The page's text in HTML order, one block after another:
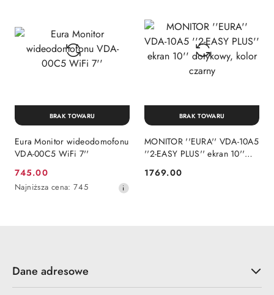
Eura Monitor wideodomofonu
VDA-00C5 WiFi 7''
Cena
promocyjna:
745.00
Najniższa
Najniższa cena: 745
BRAK TOWARU
MONITOR ''EURA'' VDA-10A5
''2-EASY PLUS'' ekran 10''
Cena:
1769.00
BRAK TOWARU
Dane adresowe